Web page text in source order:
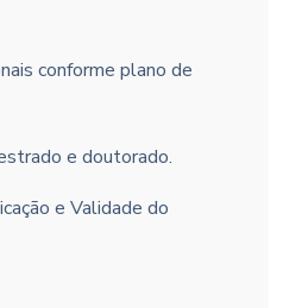
conforme plano de
e doutorado.
e Validade do